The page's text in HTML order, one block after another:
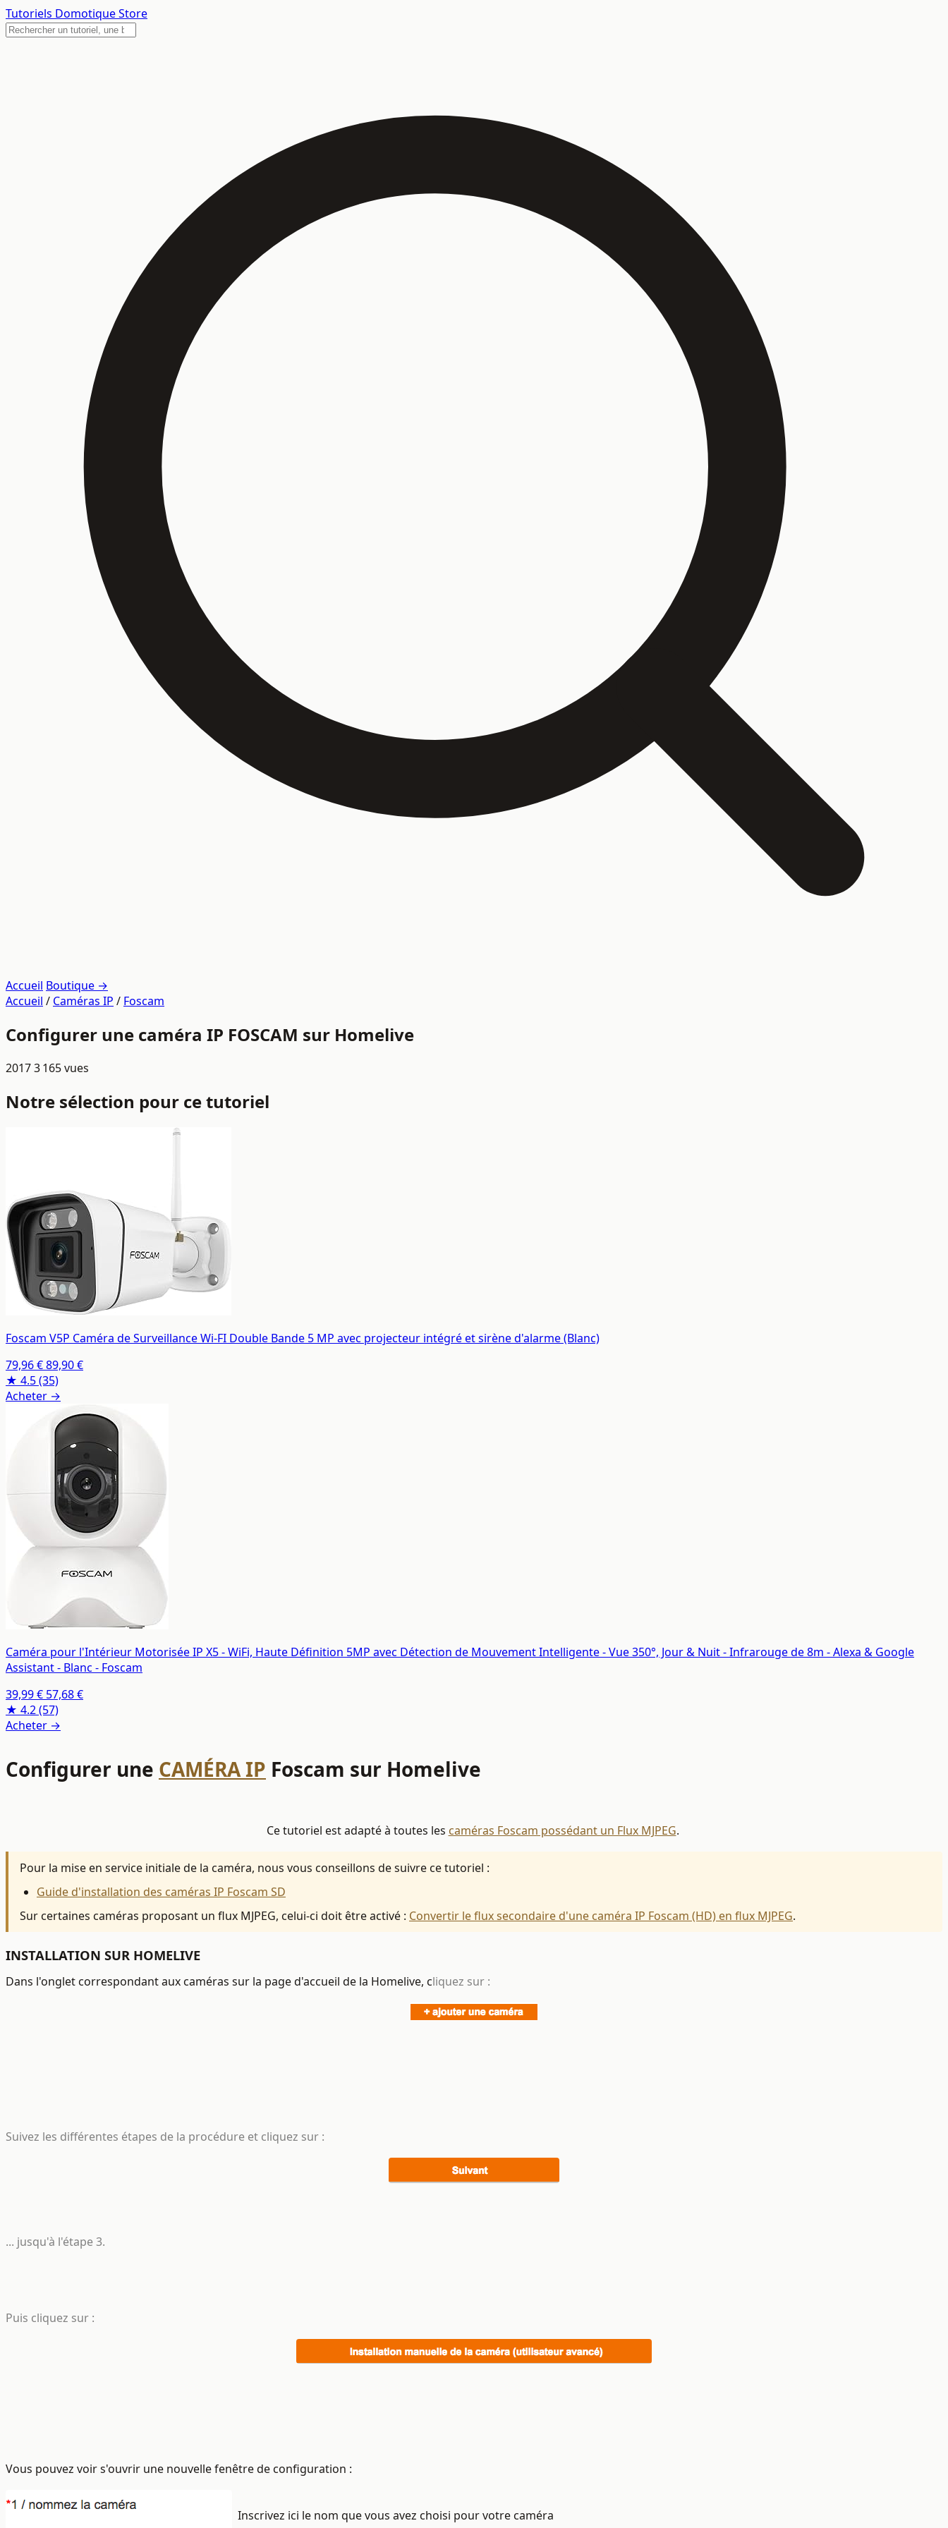
Tutoriels Domotique Store
Accueil Boutique →
Accueil / Caméras IP / Foscam
Configurer une caméra IP FOSCAM sur Homelive
20173 165 vues
Notre sélection pour ce tutoriel
Foscam V5P Caméra de Surveillance Wi-FI Double Bande 5 MP avec projecteur intégré et sirène d'alarme (Blanc)
79,96 €89,90 €
★ 4.5(35)
Acheter →
Caméra pour l'Intérieur Motorisée IP X5 - WiFi, Haute Définition 5MP avec Détection de Mouvement Intelligente - Vue 350°, Jour & Nuit - Infrarouge de 8m - Alexa & Google
Assistant - Blanc - Foscam
39,99 € 57,68 €
★ 4.2(57)
Acheter →
Configurer une CAMÉRA IP Foscam sur Homelive
Ce tutoriel est adapté à toutes les caméras Foscam possédant un Flux MJPEG.
Pour la mise en service initiale de la caméra, nous vous conseillons de suivre ce tutoriel :
Guide d'installation des caméras IP Foscam SD
Sur certaines caméras proposant un flux MJPEG, celui-ci doit être activé : Convertir le flux secondaire d'une caméra IP Foscam (HD) en flux MJPEG.
INSTALLATION SUR HOMELIVE
Dans l'onglet correspondant aux caméras sur la page d'accueil de la Homelive, cliquez sur :
Suivez les différentes étapes de la procédure et cliquez sur :
... jusqu'à l'étape 3.
Puis cliquez sur :
Vous pouvez voir s'ouvrir une nouvelle fenêtre de configuration :
Inscrivez ici le nom que vous avez choisi pour votre caméra